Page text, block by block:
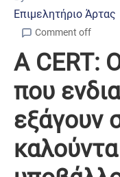
Επιμελητήριο Άρτας
Comment off
Α CERT:
που
εξάγουν